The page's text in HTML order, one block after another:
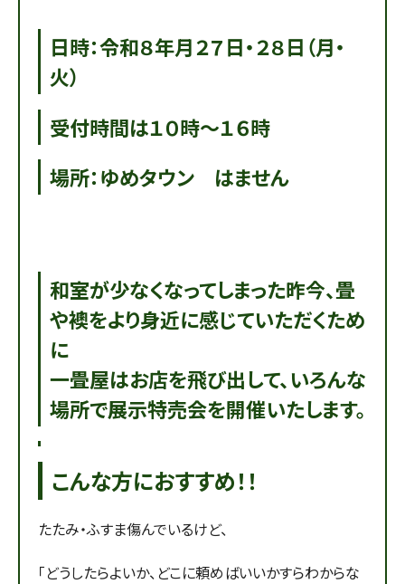
日時：令和８年月２７日・２８日（月・
火）
受付時間は１０時～１６時
場所：ゆめタウン はません
和室が少なくなってしまった昨今、畳
や襖をより身近に感じていただくため
に
一畳屋はお店を飛び出して、いろんな
場所で展示特売会を開催いたします。
こんな方におすすめ！！
たたみ・ふすま傷んでいるけど、
「どうしたらよいか、どこに頼めばいいかすらわからな